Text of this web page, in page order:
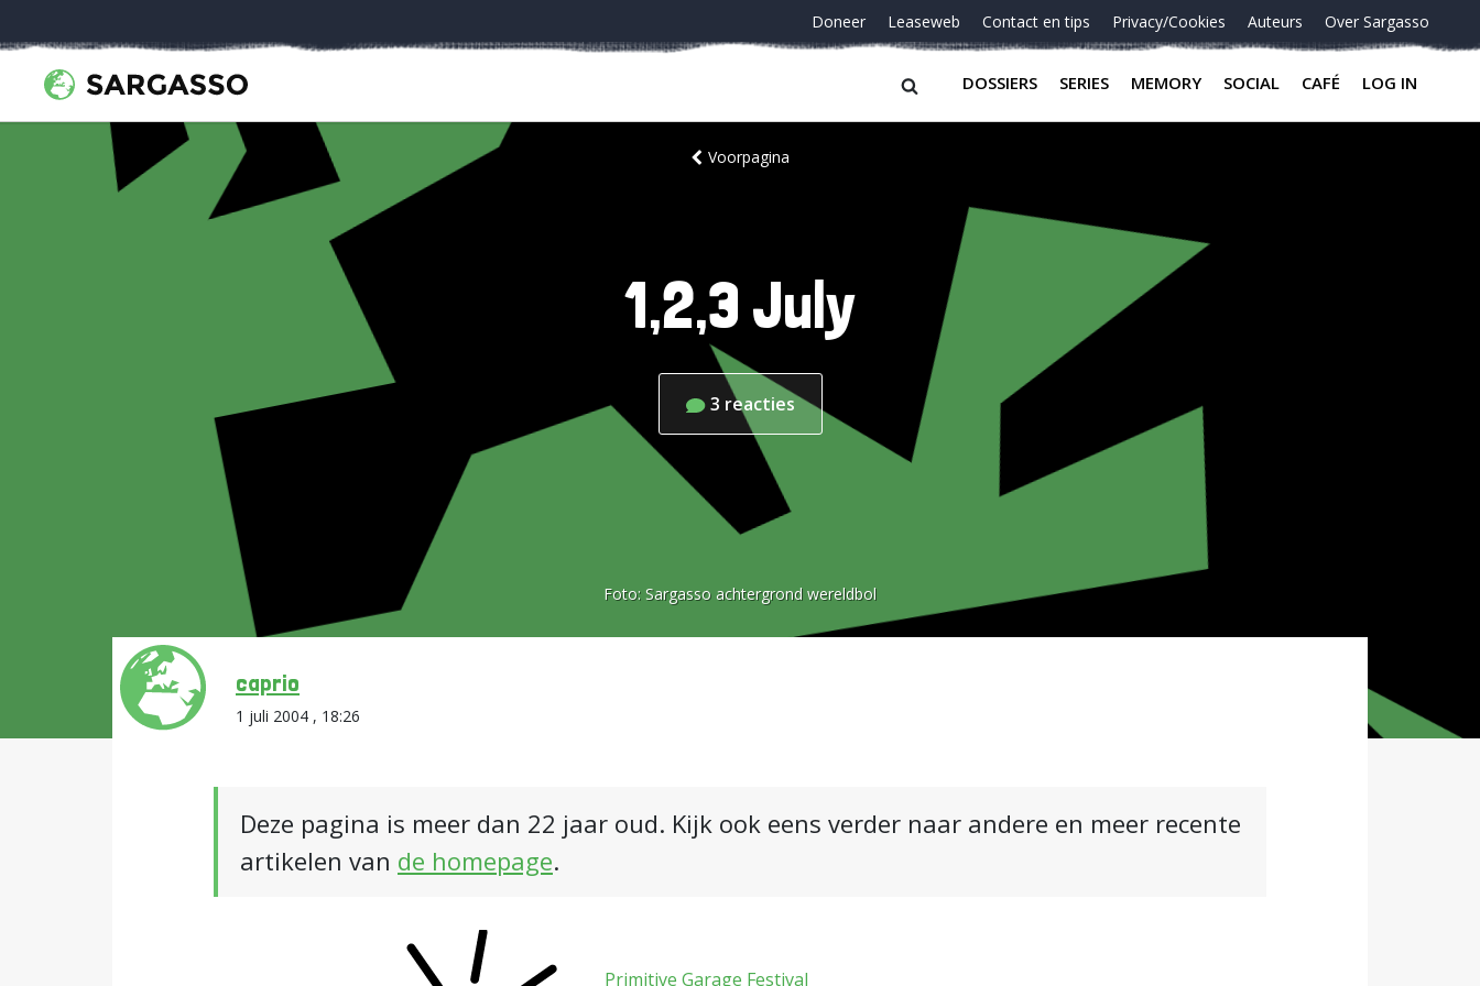
Doneer Leaseweb Contact en tips Privacy/Cookies Auteurs Over Sargasso
DOSSIERS SERIES MEMORY SOCIAL CAFÉ LOG IN
Voorpagina
1,2,3 July
3 reacties
Foto: Sargasso achtergrond wereldbol
caprio
1 juli 2004 , 18:26
Deze pagina is meer dan 22 jaar oud. Kijk ook eens verder naar andere en meer recente
artikelen van de homepage.
Primitive Garage Festival